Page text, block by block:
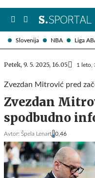
Slovenija NBA Liga
Petek, 9. 5. 2025, 16.05 1 leto,
Zvezdan Mitrović pred
Zvezdan
spodbudno
Avtor: Špela Lenart 0,46